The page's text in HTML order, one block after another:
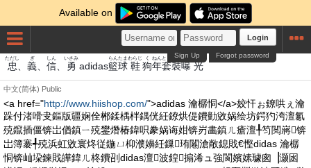
Available on
Login
Forgot password
Sign Up
忠
ただし
義
ぎ
信
しん
勇
いさみ
adidas籃
らん
球
たま
鞋
わらじ
狗
く
年
ねん
套
とう
裝
そう
曝
ばく
光
ひかり
中文(简体) Public
<a href="http://www.hiishop.com/">adidas 瀹樼恫</a>姣忓ぉ鐐哄ぇ瀹
跺付渚嗗叏鏂版疆娴佺郴鍒楀柈鍝侊紝鐐烘偍鐨勭敓娲绘坊鍔犳洿澶氱
殑鑹插僵锛岀偤鎮ㄧ殑鐢熸椿鍏呮豢娲诲姏锛岃畵鎮ㄦ瘡澶╀笉閲嶈锛
岀簿褰╃殑浜虹敓寰炵従鍦ㄩ枊濮嬶紝鏁珛闂滄敞鎴戝€慳didas 瀹樼
恫锛屾垜鍊戝皣鍏ㄦ柊鐨刟didas澶波鍠搧浠ュ強閬嬪嫊璩囪▕灏囦